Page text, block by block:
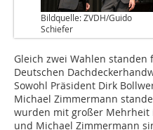
Bildquelle: ZVDH/Guido
Schiefer
Gleich zwei Wahlen
Deutschen
Sowohl Präsident Dirk
Michael Zimmermann
wurden mit großer Mehrheit
und Michael Zimmermann